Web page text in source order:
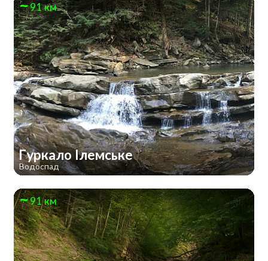
91 км
Гуркало Ілемське
Водоспад
91 км